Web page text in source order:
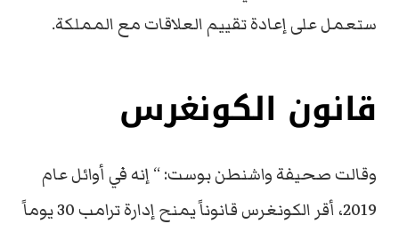
ستعمل على إعادة تقييم العلاقات مع المملكة.
قانون الكونغرس
وقالت صحيفة واشنطن بوست: “ إنه في أوائل عام
2019، أقر الكونغرس قانوناً يمنح إدارة ترامب 30 يوماً